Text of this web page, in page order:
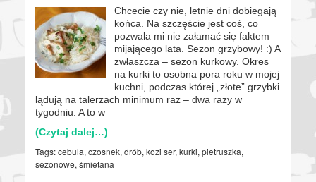
Chcecie czy nie, letnie dni dobiegają
końca. Na szczęście jest coś, co
pozwala mi nie załamać się faktem
mijającego lata. Sezon grzybowy! :) A
zwłaszcza – sezon kurkowy. Okres
na kurki to osobna pora roku w mojej
kuchni, podczas której „złote” grzybki
lądują na talerzach minimum raz – dwa razy w
tygodniu. A to w
(Czytaj dalej…)
Tags:cebula, czosnek, drób, kozi ser, kurki, pietruszka,
sezonowe, śmietana